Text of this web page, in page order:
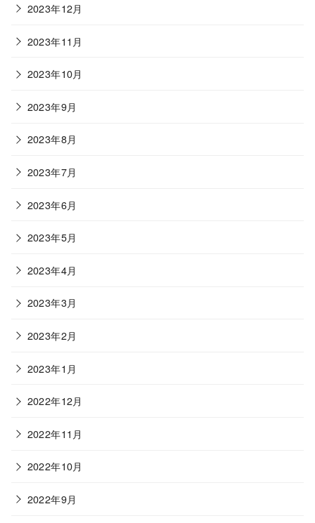
2023年12月
2023年11月
2023年10月
2023年9月
2023年8月
2023年7月
2023年6月
2023年5月
2023年4月
2023年3月
2023年2月
2023年1月
2022年12月
2022年11月
2022年10月
2022年9月